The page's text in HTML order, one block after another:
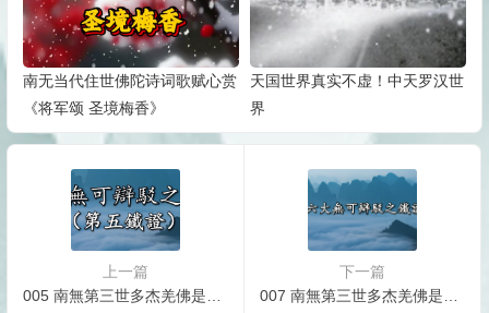
南无当代住世佛陀诗词歌赋心赏
《将军颂 圣境梅香》
天国世界真实不虚！中天罗汉世
界
上一篇
下一篇